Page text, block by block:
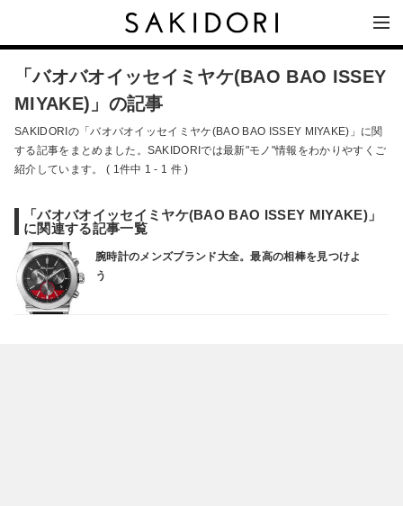
「バオバオイッセイミヤケ(BAO BAO ISSEY
MIYAKE)」の記事
SAKIDORIの「バオバオイッセイミヤケ(BAO BAO ISSEY MIYAKE)」に関
する記事をまとめました。SAKIDORIでは最新"モノ"情報をわかりやすくご
紹介しています。 ( 1件中 1 - 1 件 )
「バオバオイッセイミヤケ(BAO BAO ISSEY MIYAKE)」
に関連する記事一覧
腕時計のメンズブランド大全。最高の相棒を見つけよ
う